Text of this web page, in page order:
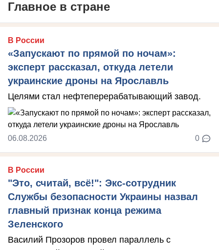
Главное в стране
В России
«Запускают по прямой по ночам»:
эксперт рассказал, откуда летели
украинские дроны на Ярославль
Целями стал нефтеперерабатывающий завод.
06.08.2026 0
В России
"Это, считай, всё!": Экс-сотрудник
Службы безопасности Украины назвал
главный признак конца режима
Зеленского
Василий Прозоров провел параллель с